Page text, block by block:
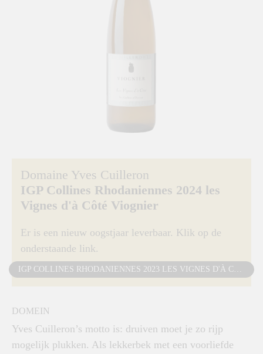
Domaine Yves Cuilleron
IGP Collines Rhodaniennes 2024 les
Vignes d'à Côté Viognier
Er is een nieuw oogstjaar leverbaar. Klik op de
onderstaande link.
IGP COLLINES RHODANIENNES 2023 LES VIGNES D'À CÔTÉ VIOGNIER
DOMEIN
Yves Cuilleron’s motto is: druiven moet je zo rijp
mogelijk plukken. Als lekkerbek met een voorliefde